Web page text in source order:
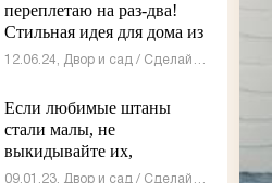
переплетаю на раз-два!
Стильная идея для дома из
ткани - «Своими руками»
Если любимые штаны
стали малы, не
выкидывайте их,
проблема решается на раз-